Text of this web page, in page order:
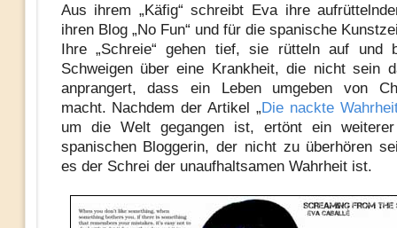
Aus ihrem „Käfig“ schreibt Eva ihre
ihren Blog „No Fun“ und für die spanische
Ihre „Schreie“ gehen tief, sie rütteln auf und
Schweigen über eine Krankheit, die nicht sein
anprangert, dass ein Leben umgeben von
macht. Nachdem der Artikel „Die nackte
um die Welt gegangen ist, ertönt ein
spanischen Bloggerin, der nicht zu überhören
es der Schrei der unaufhaltsamen Wahrheit ist.